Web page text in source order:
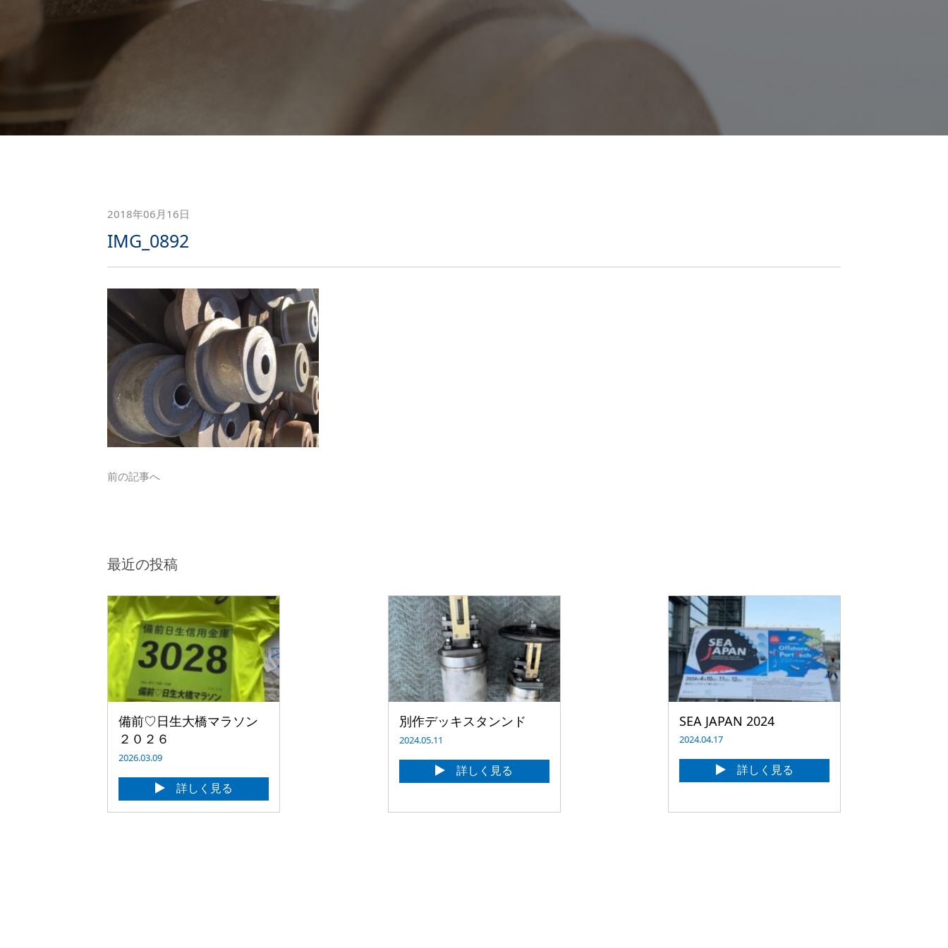
2018年06月16日
IMG_0892
前の記事へ
最近の投稿
備前♡日生大橋マラソン
２０２６
2026.03.09
詳しく見る
別作デッキスタンンド
2024.05.11
詳しく見る
SEA JAPAN 2024
2024.04.17
詳しく見る